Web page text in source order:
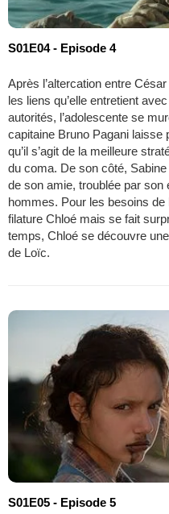
S01E04 - Episode 4
Après l’altercation entre
les liens qu’elle entretient
autorités, l’adolescente se
capitaine Bruno Pagani laisse
qu’il s’agit de la meilleure
du coma. De son côté,
de son amie, troublée par
hommes. Pour les besoins de
filature Chloé mais se fait
temps, Chloé se découvre
de Loïc.
S01E05 - Episode 5